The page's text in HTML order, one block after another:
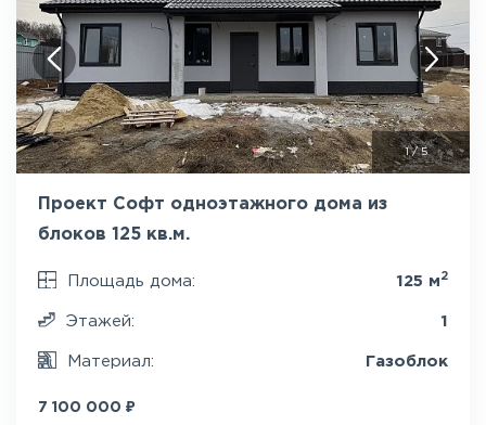
1/5
Проект Софт одноэтажного дома из
блоков 125 кв.м.
Площадь дома: 125 м 2
Этажей: 1
Материал: Газоблок
7 100 000 ₽